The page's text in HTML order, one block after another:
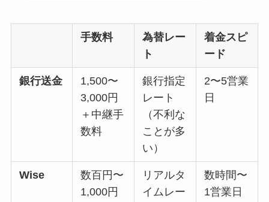
手数料
為替レー
ト
着金スピ
ード
銀行送金
1,500〜
3,000円
＋中継手
数料
銀行指定
レート
（不利な
ことが多
い）
2〜5営業
日
Wise
数百円〜
1,000円
リアルタ
イムレー
数時間〜
1営業日